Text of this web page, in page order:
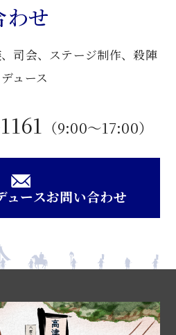
わせ
司会、ステージ制作、殺陣
ュース
（9:00〜17:00）
ュースお問い合わせ